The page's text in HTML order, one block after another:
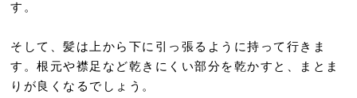
す。
そして、髪は上から下に引っ張るように持って行きま
す。根元や襟足など乾きにくい部分を乾かすと、まとま
りが良くなるでしょう。